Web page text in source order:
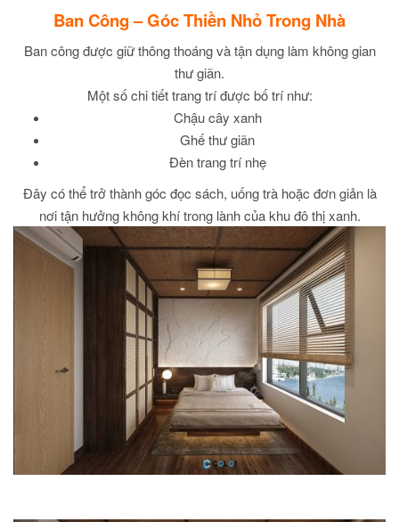
Ban Công – Góc Thiền Nhỏ Trong Nhà
Ban công được giữ thông thoáng và tận dụng làm không gian
thư giãn.
Một số chi tiết trang trí được bố trí như:
Chậu cây xanh
Ghế thư giãn
Đèn trang trí nhẹ
Đây có thể trở thành góc đọc sách, uống trà hoặc đơn giản là
nơi tận hưởng không khí trong lành của khu đô thị xanh.